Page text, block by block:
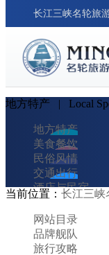
长江三峡名轮旅
地方特产 | Local
地方特产
美食餐饮
民俗风情
交通出行
酒店与民宿
旅行笔记
旅行小贴士
胜景名城
行程攻略
当前位置： 长江三峡
网站目录
品牌舰队
旅行攻略